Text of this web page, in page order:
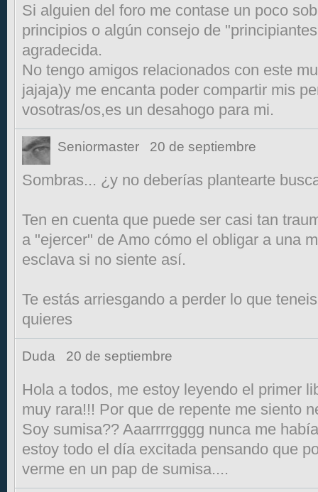
Si alguien del foro me contase un poco
principios o algún consejo de
agradecida.
No tengo amigos relacionados con este
jajaja)y me encanta poder compartir mis
vosotras/os,es un desahogo para mi.
Seniormaster 20 de septiembre
Sombras... ¿y no deberías plantearte
Ten en cuenta que puede ser casi tan
a "ejercer" de Amo cómo el obligar a una
esclava si no siente así.
Te estás arriesgando a perder lo que
quieres
Duda 20 de septiembre
Hola a todos, me estoy leyendo el primer
muy rara!!! Por que de repente me siento
Soy sumisa?? Aaarrrrgggg nunca me
estoy todo el día excitada pensando que
verme en un pap de sumisa....